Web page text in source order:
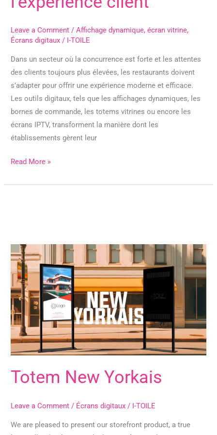
Leave a Comment /Affichage dynamique,écran vitrine,
Écrans digitaux / I-TOILE
Dans un secteur où la concurrence est forte et les attentes
des clients toujours plus élevées, les restaurants doivent
s’adapter pour offrir une expérience moderne et efficace.
Les outils digitaux, tels que les affichages dynamiques, les
bornes de commande, les totems vitrines ou encore les
écrans IPTV, transforment la manière dont les
établissements gèrent leur
Read More »
Totem New Yorkais
Leave a Comment / Écrans digitaux / I-TOILE
We are pleased to present our storefront product, a true
Totem
New
Yorkais